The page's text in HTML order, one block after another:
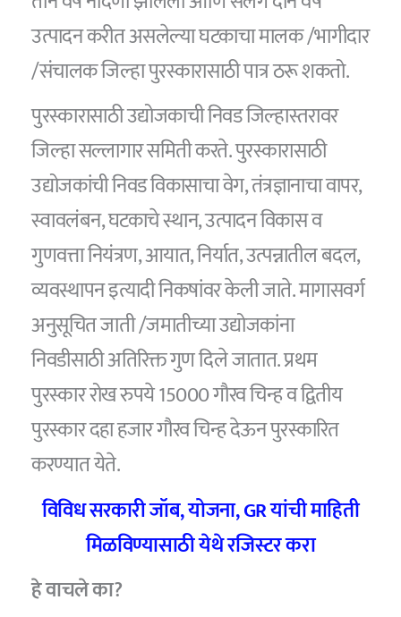
उत्पादन करीत असलेल्या घटकाचा मालक /भागीदार
/संचालक जिल्हा पुरस्कारासाठी पात्र ठरू शकतो.
पुरस्कारासाठी उद्योजकाची निवड जिल्हास्तरावर
जिल्हा सल्लागार समिती करते. पुरस्कारासाठी
उद्योजकांची निवड विकासाचा वेग, तंत्रज्ञानाचा वापर,
स्वावलंबन, घटकाचे स्थान, उत्पादन विकास व
गुणवत्ता नियंत्रण, आयात, निर्यात, उत्पन्नातील बदल,
व्यवस्थापन इत्यादी निकषांवर केली जाते. मागासवर्ग
अनुसूचित जाती /जमातीच्या उद्योजकांना
निवडीसाठी अतिरिक्त गुण दिले जातात. प्रथम
पुरस्कार रोख रुपये 15000 गौरव चिन्ह व द्वितीय
पुरस्कार दहा हजार गौरव चिन्ह देऊन पुरस्कारित
करण्यात येते.
विविध सरकारी जॉब, योजना, GR यांची माहिती
मिळविण्यासाठी येथे रजिस्टर करा
हे वाचले का?